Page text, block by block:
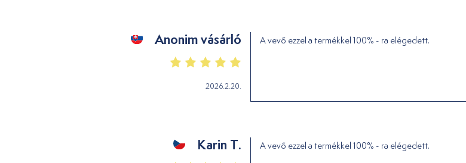
Anonim vásárló
2026.2.20.
A vevő ezzel a termékkel 100% - ra elégedett.
Karin T. A vevő ezzel a termékkel 100% - ra elégedett.